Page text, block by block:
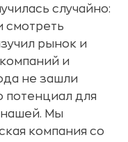
случайно:
смотреть
рынок и
и
не зашли
потенциал для
Мы
компания со